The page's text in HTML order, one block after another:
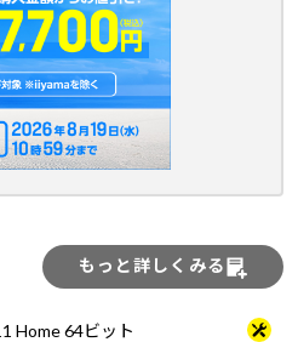
もっと詳しくみる
Home 64ビット